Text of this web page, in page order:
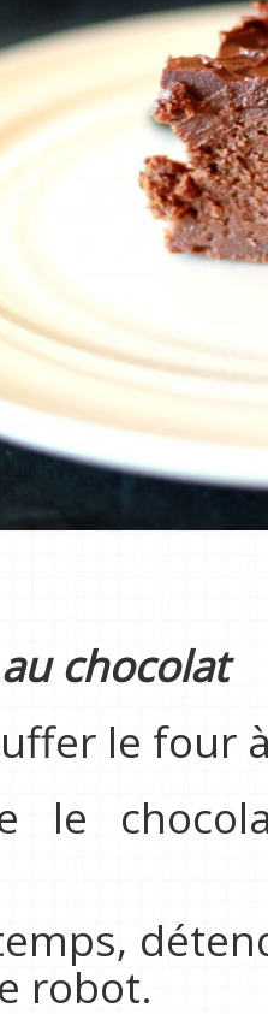
chocolat
le four
le
robot.